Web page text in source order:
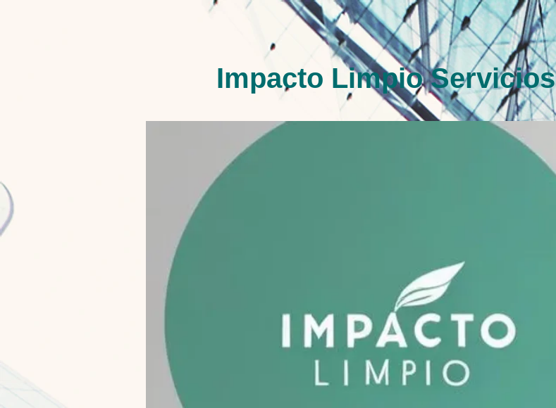
Impacto Limpio Servicios